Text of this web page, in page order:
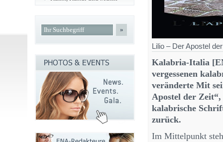
Lilio – Der Apostel
Kalabria-Italia
vergessenen
veränderte Mit
Apostel der
kalabrische
zurück.
Im Mittelpunkt
»